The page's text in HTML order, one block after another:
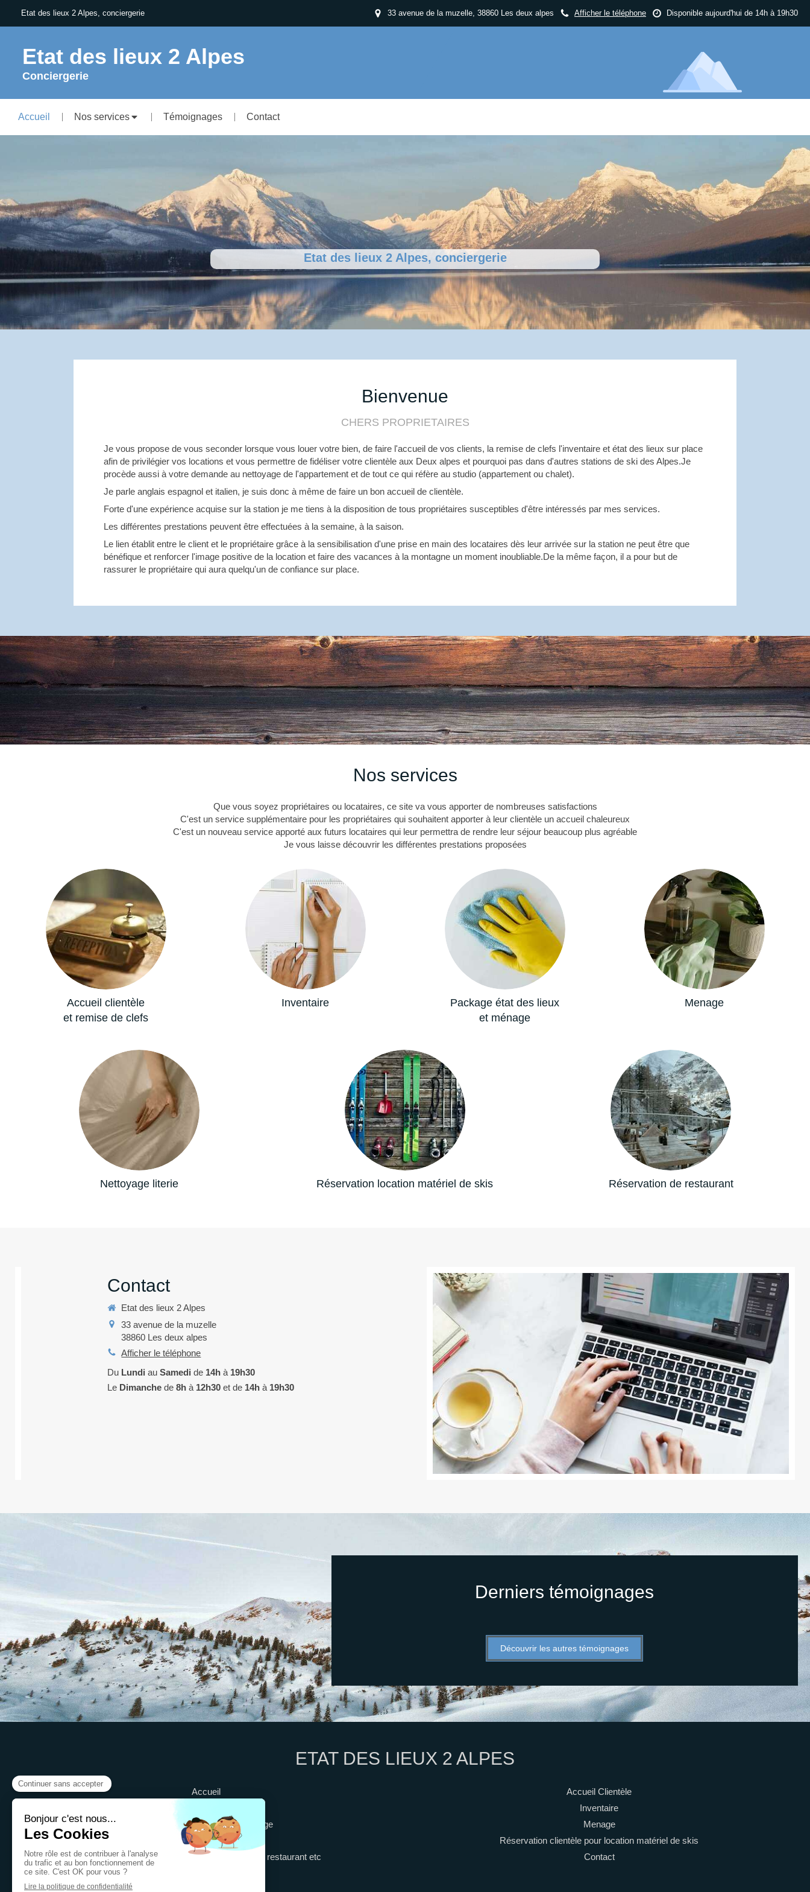
Etat des lieux 2 Alpes, conciergerie Disponible aujourd'hui de 14h à 19h30
Afficher le téléphone
33 avenue de la muzelle, 38860 Les deux alpes
Etat des lieux 2 Alpes
Conciergerie
Accueil Nos services Témoignages Contact
Etat des lieux 2 Alpes, conciergerie
Bienvenue
CHERS PROPRIETAIRES
Je vous propose de vous seconder lorsque vous louer votre bien, de faire l'accueil de vos clients, la remise de clefs l'inventaire et état des lieux sur place
afin de privilégier vos locations et vous permettre de fidéliser votre clientèle aux Deux alpes et pourquoi pas dans d'autres stations de ski des Alpes.Je
procède aussi à votre demande au nettoyage de l'appartement et de tout ce qui réfère au studio (appartement ou chalet).
Je parle anglais espagnol et italien, je suis donc à même de faire un bon accueil de clientèle.
Forte d'une expérience acquise sur la station je me tiens à la disposition de tous propriétaires susceptibles d'être intéressés par mes services.
Les différentes prestations peuvent être effectuées à la semaine, à la saison.
Le lien établit entre le client et le propriétaire grâce à la sensibilisation d'une prise en main des locataires dès leur arrivée sur la station ne peut être que
bénéfique et renforcer l'image positive de la location et faire des vacances à la montagne un moment inoubliable.De la même façon, il a pour but de
rassurer le propriétaire qui aura quelqu'un de confiance sur place.
Nos services
Que vous soyez propriétaires ou locataires, ce site va vous apporter de nombreuses satisfactions
C'est un service supplémentaire pour les propriétaires qui souhaitent apporter à leur clientèle un accueil chaleureux
C'est un nouveau service apporté aux futurs locataires qui leur permettra de rendre leur séjour beaucoup plus agréable
Je vous laisse découvrir les différentes prestations proposées
Accueil clientèle
et remise de clefs
Inventaire
Package état des lieux
et ménage
Menage
Nettoyage literie Réservation location matériel de skis Réservation de restaurant
Contact
Etat des lieux 2 Alpes
33 avenue de la muzelle
38860 Les deux alpes
Afficher le téléphone
Du Lundi auSamedi de 14h à 19h30
Le Dimanche de8h à 12h30 et de 14h à 19h30
Derniers témoignages
Découvrir les autres témoignages
ETAT DES LIEUX 2 ALPES
Accueil
Package état des lieux et ménage
Nettoyage literie
Accompagnement clientèle pour réservation restaurant etc
Accueil Clientèle
Inventaire
Menage
Réservation clientèle pour location matériel de skis
Contact